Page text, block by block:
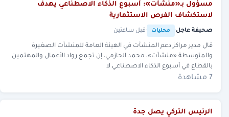
مسؤول بـ«منشآت»: أسبوع الذكاء الاصطناعي يهدف
لاستكشاف الفرص الاستثمارية
صحيفة عاجل محليات قبل ساعتين
قال مدير مراكز دعم المنشآت في الهيئة العامة للمنشآت الصغيرة
والمتوسطة «منشآت»، محمد الحازمي، إن تجمع رواد الأعمال والمهتمين
بالقطاع في أسبوع الذكاء الاصطناعي لا
7 مشاهدة
الرئيس التركي يصل جدة